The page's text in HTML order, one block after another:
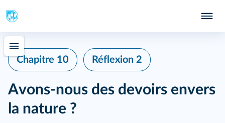
Chapitre 10 Réflexion 2
Avons-nous des devoirs envers
la nature ?